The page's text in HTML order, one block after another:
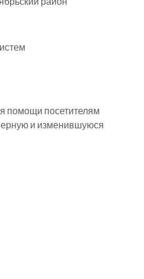
помощи посетителям
и изменившуюся